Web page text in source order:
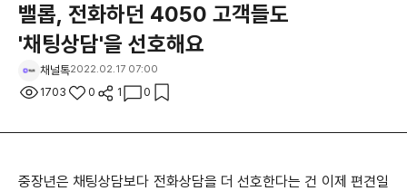
밸롭, 전화하던 4050 고객들도
'채팅상담'을 선호해요
채널톡2022.02.17 07:00
1703 0 1 0
중장년은 채팅상담보다 전화상담을 더 선호한다는 건 이제 편견일